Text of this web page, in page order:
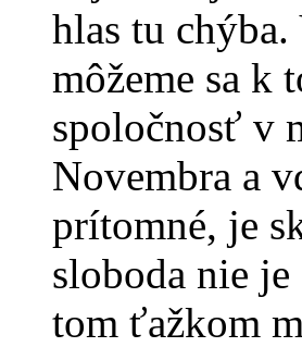
hlas tu
môžeme sa k
spoločnosť v
Novembra a
prítomné, je
sloboda nie
tom ťažkom